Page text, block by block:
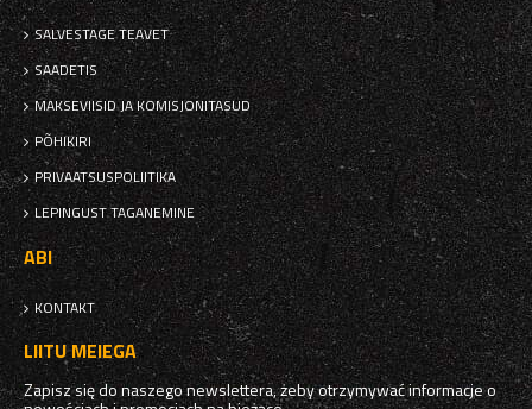
SALVESTAGE TEAVET
SAADETIS
MAKSEVIISID JA KOMISJONITASUD
PÕHIKIRI
PRIVAATSUSPOLIITIKA
LEPINGUST TAGANEMINE
ABI
KONTAKT
LIITU MEIEGA
Zapisz się do naszego newslettera, żeby otrzymywać informacje o